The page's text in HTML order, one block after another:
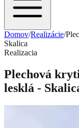
Domov/Realizácie/
Skalica
Realizacia
Plechová
lesklá -